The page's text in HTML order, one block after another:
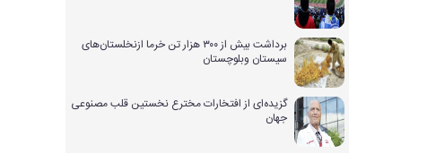
برداشت بیش از ۳۰۰ هزار تن خرما ازنخلستان‌های
سیستان وبلوچستان
گزیده‌ای از افتخارات مخترع نخستین قلب مصنوعی
جهان